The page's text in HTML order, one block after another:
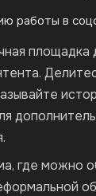
работы в
площадка
где можно